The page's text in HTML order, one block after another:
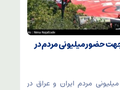
حضور میلیونی مردم در
مردم ایران و عراق در